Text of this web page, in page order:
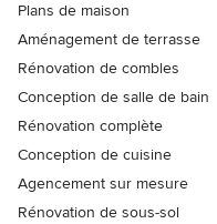
Plans de maison
Aménagement de terrasse
Rénovation de combles
Conception de salle de bain
Rénovation complète
Conception de cuisine
Agencement sur mesure
Rénovation de sous-sol